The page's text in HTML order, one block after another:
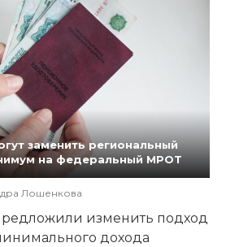
заменить региональный
на федеральный МРОТ
Лошенкова
изменить подход
дохода